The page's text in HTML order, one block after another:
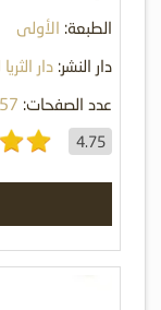
الطبعة: الأولى
دار النشر: دار
عدد الصفحات:
4.75